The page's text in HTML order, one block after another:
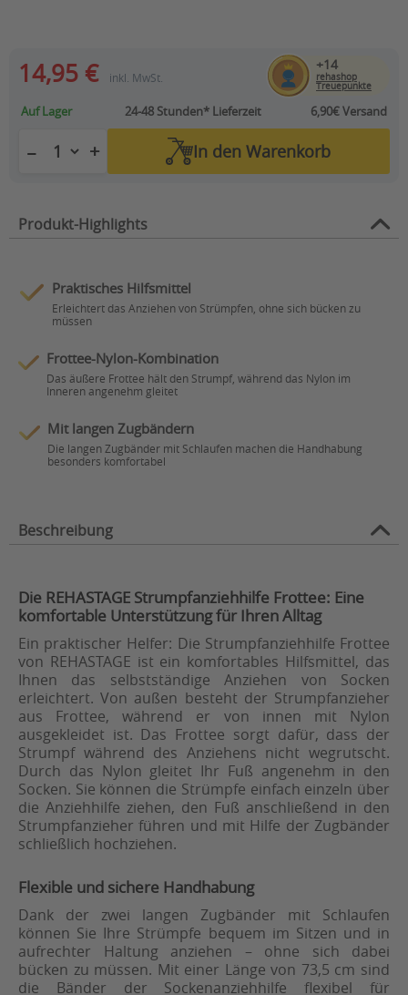
14,95 € inkl. MwSt.
+14
rehashop
Treuepunkte
Auf Lager 24-48 Stunden*Lieferzeit 6,90€ Versand
− + In den Warenkorb
Produkt-Highlights
Praktisches Hilfsmittel
Erleichtert das Anziehen von Strümpfen, ohne sich bücken zu
müssen
Frottee-Nylon-Kombination
Das äußere Frottee hält den Strumpf, während das Nylon im
Inneren angenehm gleitet
Mit langen Zugbändern
Die langen Zugbänder mit Schlaufen machen die Handhabung
besonders komfortabel
Beschreibung
Die REHASTAGE Strumpfanziehhilfe Frottee: Eine
komfortable Unterstützung für Ihren Alltag
Ein praktischer Helfer: Die Strumpfanziehhilfe Frottee
von REHASTAGE ist ein komfortables Hilfsmittel, das
Ihnen das selbstständige Anziehen von Socken
erleichtert. Von außen besteht der Strumpfanzieher
aus Frottee, während er von innen mit Nylon
ausgekleidet ist. Das Frottee sorgt dafür, dass der
Strumpf während des Anziehens nicht wegrutscht.
Durch das Nylon gleitet Ihr Fuß angenehm in den
Socken. Sie können die Strümpfe einfach einzeln über
die Anziehhilfe ziehen, den Fuß anschließend in den
Strumpfanzieher führen und mit Hilfe der Zugbänder
schließlich hochziehen.
Flexible und sichere Handhabung
Dank der zwei langen Zugbänder mit Schlaufen
können Sie Ihre Strümpfe bequem im Sitzen und in
aufrechter Haltung anziehen – ohne sich dabei
bücken zu müssen. Mit einer Länge von 73,5 cm sind
die Bänder der Sockenanziehhilfe flexibel für